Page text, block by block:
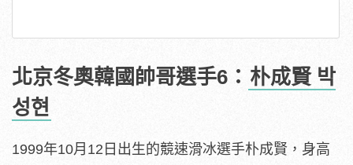
北京冬奧韓國帥哥選手6： 朴成賢 박
성현
1999年10月12日出生的競速滑冰選手朴成賢，身高